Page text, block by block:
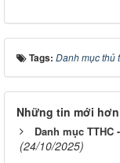
Tags: Danh mục thủ
Những tin mới hơn
Danh mục
(24/10/2025)